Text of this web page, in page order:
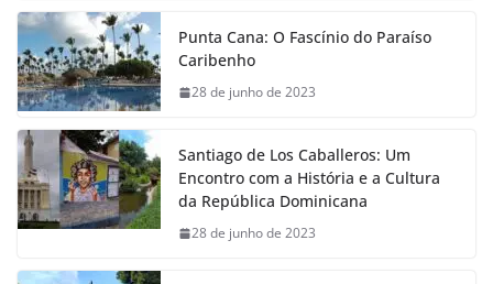
Punta Cana: O Fascínio do Paraíso
Caribenho
28 de junho de 2023
Santiago de Los Caballeros: Um
Encontro com a História e a Cultura
da República Dominicana
28 de junho de 2023